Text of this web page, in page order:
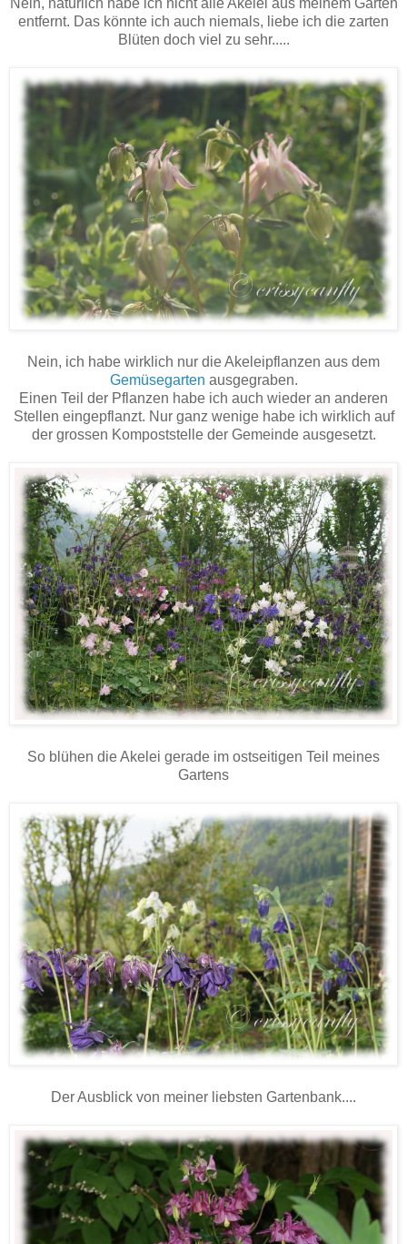
Nein, natürlich habe ich nicht alle Akelei aus meinem Garten
entfernt. Das könnte ich auch niemals, liebe ich die zarten
Blüten doch viel zu sehr.....
Nein, ich habe wirklich nur die Akeleipflanzen aus dem
Gemüsegarten ausgegraben.
Einen Teil der Pflanzen habe ich auch wieder an anderen
Stellen eingepflanzt. Nur ganz wenige habe ich wirklich auf
der grossen Kompoststelle der Gemeinde ausgesetzt.
So blühen die Akelei gerade im ostseitigen Teil meines
Gartens
Der Ausblick von meiner liebsten Gartenbank....